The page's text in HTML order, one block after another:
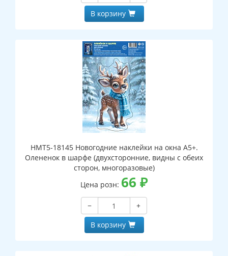
В корзину
НМТ5-18145 Новогодние наклейки на окна А5+.
Олененок в шарфе (двухсторонние, видны с обеих
сторон, многоразовые)
Цена розн: 66 ₽
−
+
В корзину